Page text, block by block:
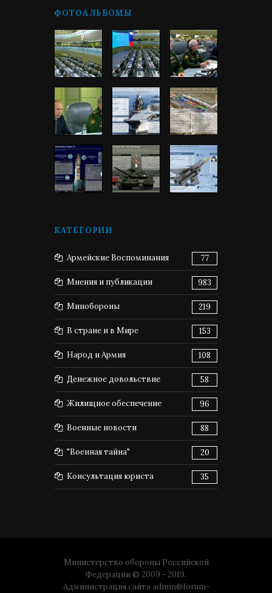
ФОТОАЛЬБОМЫ
КАТЕГОРИИ
Армейские Воспоминания 77
Мнения и публикации 983
Минобороны 219
В стране и в Мире 153
Народ и Армия 108
Денежное довольствие 58
Жилищное обеспечение 96
Военные новости 88
"Военная тайна" 20
Консультация юриста 35
Министерство обороны Российской
Федерации © 2009 - 2019.
Администрация сайта admin@forum-